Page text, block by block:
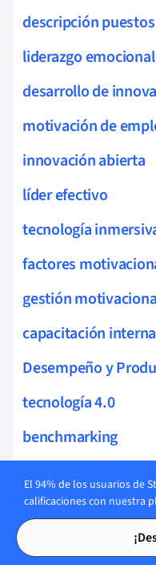
descripción puestos
liderazgo emocional
desarrollo de
motivación de
innovación abierta
líder efectivo
tecnología
factores
gestión
capacitación interna
Desempeño y
tecnología 4.0
benchmarking
gestión diversidad
mejoramiento
El 94% de los usuarios de
calificaciones con nuestra